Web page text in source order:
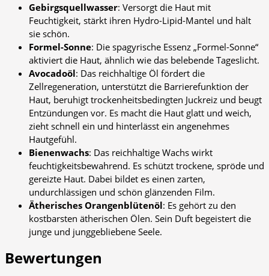
Gebirgsquellwasser: Versorgt die Haut mit
Feuchtigkeit, stärkt ihren Hydro-Lipid-Mantel und hält
sie schön.
Formel-Sonne: Die spagyrische Essenz „Formel-Sonne“
aktiviert die Haut, ähnlich wie das belebende Tageslicht.
Avocadoöl: Das reichhaltige Öl fördert die
Zellregeneration, unterstützt die Barrierefunktion der
Haut, beruhigt trockenheitsbedingten Juckreiz und beugt
Entzündungen vor. Es macht die Haut glatt und weich,
zieht schnell ein und hinterlässt ein angenehmes
Hautgefühl.
Bienenwachs: Das reichhaltige Wachs wirkt
feuchtigkeitsbewahrend. Es schützt trockene, spröde und
gereizte Haut. Dabei bildet es einen zarten,
undurchlässigen und schön glänzenden Film.
Ätherisches Orangenblütenöl: Es gehört zu den
kostbarsten ätherischen Ölen. Sein Duft begeistert die
junge und junggebliebene Seele.
Bewertungen